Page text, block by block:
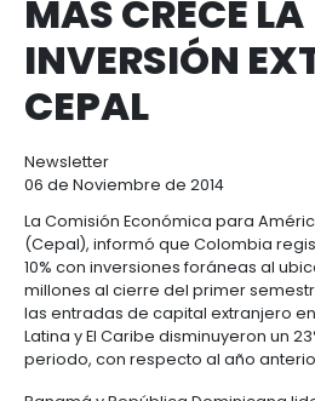
Agroindustria
y
alimentos
Agroindustria
y
alimentos
Alimentos
procesados
Energía
Energía
Energía
renovable
Salud
y
ciencias
Cómo
invertir
1.
Régimen
general
de
la
inversión
extranjera
Recursos
Recursos
Acompañamiento
Buscador
de
oportunidades
Contacto
DE LA
MÁS
CEPAL
Newsletter
06 de Noviembre de 2014